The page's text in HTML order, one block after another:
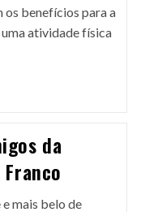
os benefícios para a
atividade física
da
mais belo de